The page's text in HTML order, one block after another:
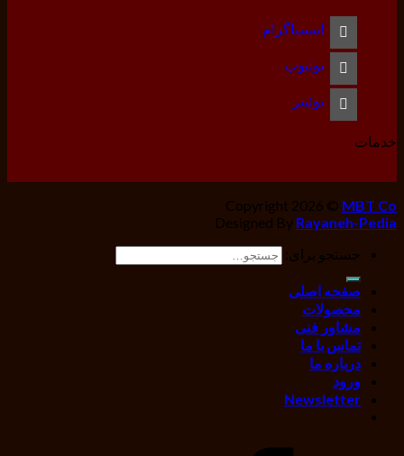
اینستاگرام
یوتیوب
توئیتر
خدمات
Copyright 2026 © MBT Co
Designed By Rayaneh-Pedia
جستجو برای:
صفحه اصلی
محصولات
مشاور فنی
تماس با ما
درباره ما
ورود
Newsletter